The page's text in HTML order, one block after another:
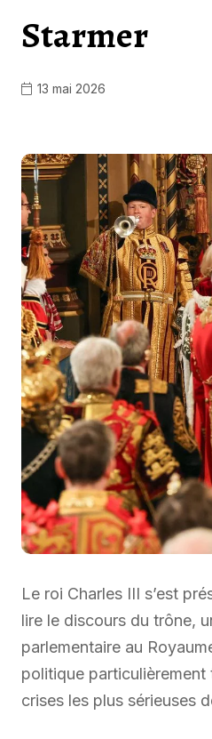
Starmer
13 mai 2026
Le roi Charles III s’est
lire le discours du trône,
parlementaire au
politique particulièrement
crises les plus sérieuses